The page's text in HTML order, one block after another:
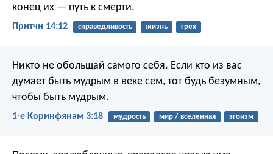
конец их — путь к смерти.
Притчи 14:12 справедливость жизнь грех
Никто не обольщай самого себя. Если кто из вас
думает быть мудрым в веке сем, тот будь безумным,
чтобы быть мудрым.
1-е Коринфянам 3:18 мудрость мир / вселенная эгоизм